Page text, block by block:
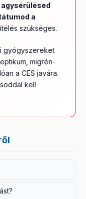
a
szükséges.
gyógyszereket
migrén-
a CES javára.
kell
áttekintés [1]